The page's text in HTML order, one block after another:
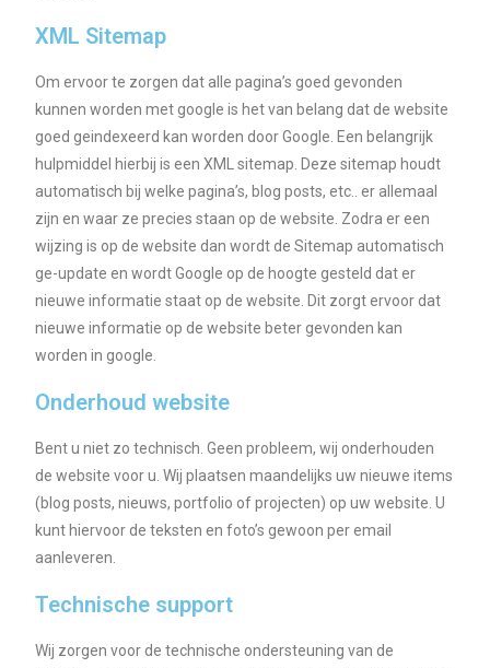
XML Sitemap
Om ervoor te zorgen dat alle pagina’s goed gevonden
kunnen worden met google is het van belang dat de website
goed geindexeerd kan worden door Google. Een belangrijk
hulpmiddel hierbij is een XML sitemap. Deze sitemap houdt
automatisch bij welke pagina’s, blog posts, etc.. er allemaal
zijn en waar ze precies staan op de website. Zodra er een
wijzing is op de website dan wordt de Sitemap automatisch
ge-update en wordt Google op de hoogte gesteld dat er
nieuwe informatie staat op de website. Dit zorgt ervoor dat
nieuwe informatie op de website beter gevonden kan
worden in google.
Onderhoud website
Bent u niet zo technisch. Geen probleem, wij onderhouden
de website voor u. Wij plaatsen maandelijks uw nieuwe items
(blog posts, nieuws, portfolio of projecten) op uw website. U
kunt hiervoor de teksten en foto’s gewoon per email
aanleveren.
Technische support
Wij zorgen voor de technische ondersteuning van de